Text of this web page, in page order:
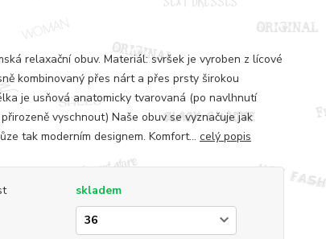
relaxační obuv. Materiál: svršek je vyroben z lícové
kombinovaný přes nárt a přes prsty širokou
je usňová anatomicky tvarovaná (po navlhnutí
vyschnout) Naše obuv se vyznačuje jak
tak moderním designem. Komfort... celý popis
skladem